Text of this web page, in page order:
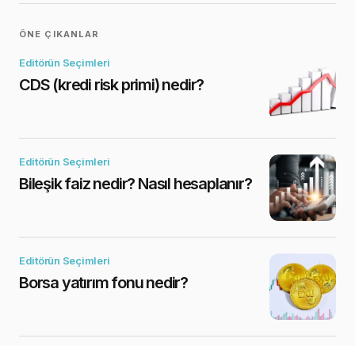
ÖNE ÇIKANLAR
Editörün Seçimleri
CDS (kredi risk primi) nedir?
Editörün Seçimleri
Bileşik faiz nedir? Nasıl hesaplanır?
Editörün Seçimleri
Borsa yatırım fonu nedir?